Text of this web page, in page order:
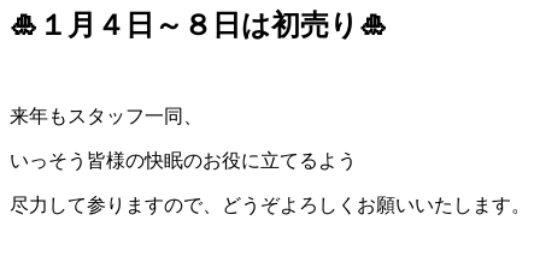
🎍１月４日～８日は初売り🎍
来年もスタッフ一同、
いっそう皆様の快眠のお役に立てるよう
尽力して参りますので、どうぞよろしくお願いいたします。